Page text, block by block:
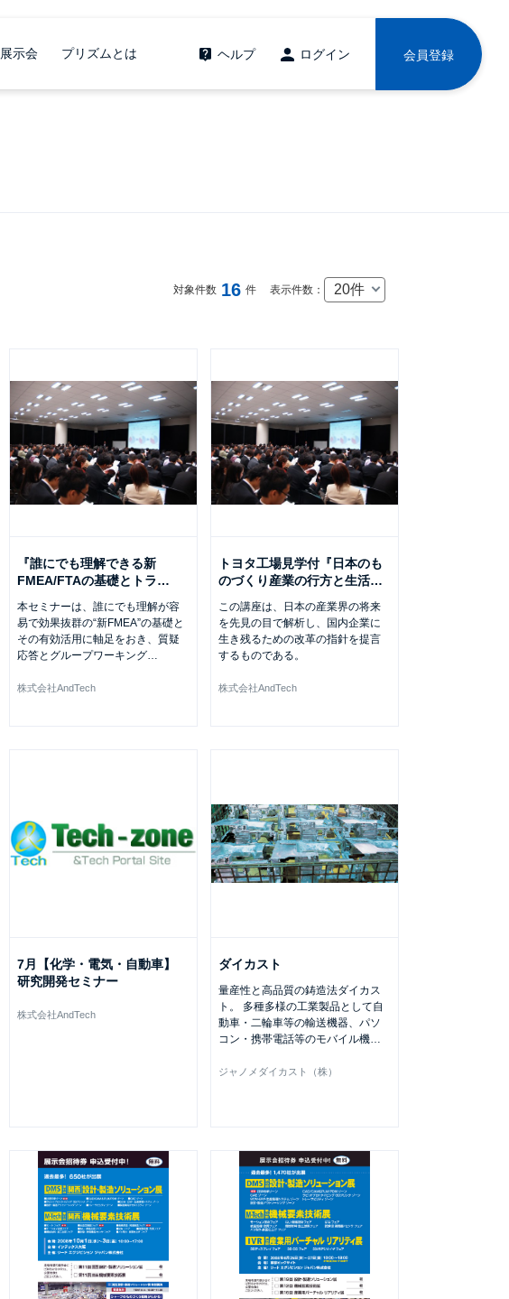
展示会 プリズムとは ヘルプ ログイン 会員登録
対象件数 16 件 表示件数： 20件
『誰にでも理解できる新
FMEA/FTAの基礎とトラ…
本セミナーは、誰にでも理解が容
易で効果抜群の“新FMEA”の基礎と
その有効活用に軸足をおき、質疑
応答とグループワーキング…
株式会社AndTech
トヨタ工場見学付『日本のも
のづくり産業の行方と生活…
この講座は、日本の産業界の将来
を先見の目で解析し、国内企業に
生き残るための改革の指針を提言
するものである。
株式会社AndTech
7月【化学・電気・自動車】
研究開発セミナー
株式会社AndTech
ダイカスト
量産性と高品質の鋳造法ダイカス
ト。 多種多様の工業製品として自
動車・二輪車等の輸送機器、パソ
コン・携帯電話等のモバイル機…
ジャノメダイカスト（株）